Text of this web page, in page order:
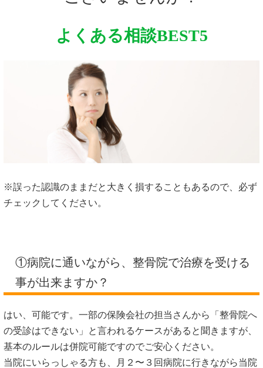
よくある相談BEST5
※誤った認識のままだと大きく損することもあるので、必ず
チェックしてください。
①病院に通いながら、整骨院で治療を受ける
事が出来ますか？
はい、可能です。一部の保険会社の担当さんから「整骨院へ
の受診はできない」と言われるケースがあると聞きますが、
基本のルールは併院可能ですのでご安心ください。
当院にいらっしゃる方も、月２〜３回病院に行きながら当院